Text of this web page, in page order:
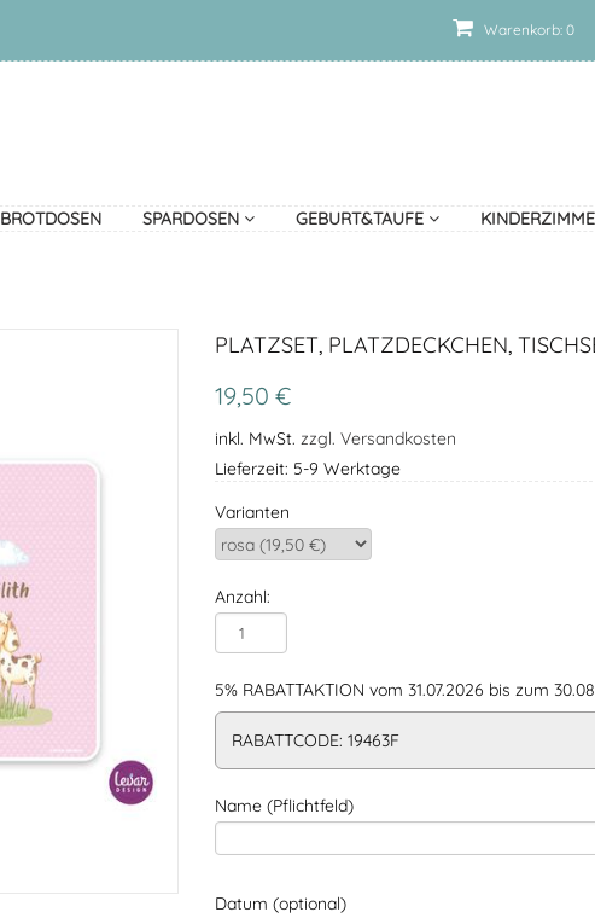
Warenkorb: 0
BROTDOSEN SPARDOSEN GEBURT&TAUFE
PLATZSET, PLATZDECKCHEN,
19,50 €
inkl. MwSt. zzgl. Versandkosten
Lieferzeit: 5-9 Werktage
Varianten
Anzahl:
5% RABATTAKTION vom 31.07.2026 bis zum
RABATTCODE: 19463F
Name (Pflichtfeld)
Datum (optional)